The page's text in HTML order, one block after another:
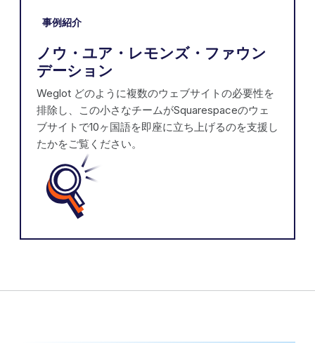
事例紹介
ノウ・ユア・レモンズ・ファウン
デーション
Weglot どのように複数のウェブサイトの必要性を
排除し、この小さなチームがSquarespaceのウェ
ブサイトで10ヶ国語を即座に立ち上げるのを支援し
たかをご覧ください。